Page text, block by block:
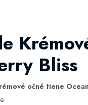
Bliss
očné tiene